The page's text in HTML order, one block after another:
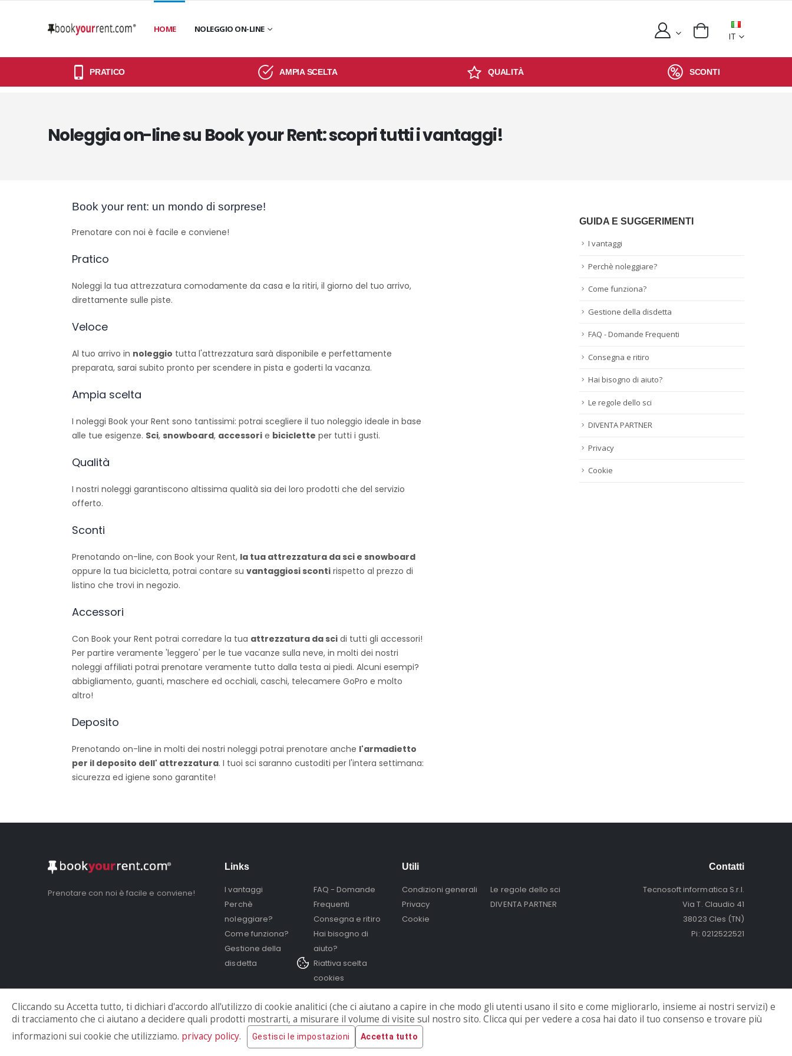
HOME NOLEGGIO ON-LINE
IT
PRATICO AMPIA SCELTA QUALITÀ SCONTI
Noleggia on-line su Book your Rent: scopri tutti i vantaggi!
Book your rent: un mondo di sorprese!
Prenotare con noi è facile e conviene!
Pratico
Noleggi la tua attrezzatura comodamente da casa e la ritiri, il giorno del tuo arrivo,
direttamente sulle piste.
Veloce
Al tuo arrivo in noleggio tutta l'attrezzatura sarà disponibile e perfettamente
preparata, sarai subito pronto per scendere in pista e goderti la vacanza.
Ampia scelta
I noleggi Book your Rent sono tantissimi: potrai scegliere il tuo noleggio ideale in base
alle tue esigenze. Sci, snowboard, accessorie biciclette per tutti i gusti.
Qualità
I nostri noleggi garantiscono altissima qualità sia dei loro prodotti che del servizio
offerto.
Sconti
Prenotando on-line, con Book your Rent, la tua attrezzatura da sci e snowboard
oppure la tua bicicletta, potrai contare su vantaggiosi scontirispetto al prezzo di
listino che trovi in negozio.
Accessori
Con Book your Rent potrai corredare la tua attrezzatura da scidi tutti gli accessori!
Per partire veramente 'leggero' per le tue vacanze sulla neve, in molti dei nostri
noleggi affiliati potrai prenotare veramente tutto dalla testa ai piedi. Alcuni esempi?
abbigliamento, guanti, maschere ed occhiali, caschi, telecamere GoPro e molto
altro!
Deposito
Prenotando on-line in molti dei nostri noleggi potrai prenotare anche l'armadietto
per il deposito dell' attrezzatura. I tuoi sci saranno custoditi per l'intera settimana:
sicurezza ed igiene sono garantite!
GUIDA E SUGGERIMENTI
I vantaggi
Perchè noleggiare?
Come funziona?
Gestione della disdetta
FAQ - Domande Frequenti
Consegna e ritiro
Hai bisogno di aiuto?
Le regole dello sci
DIVENTA PARTNER
Privacy
Cookie
Prenotare con noi è facile e conviene!
Links
I vantaggi
Perchè
noleggiare?
Come funziona?
Gestione della
disdetta
FAQ - Domande
Frequenti
Consegna e ritiro
Hai bisogno di
aiuto?
Riattiva scelta
cookies
Utili
Condizioni generali
Privacy
Cookie
Le regole dello sci
DIVENTA PARTNER
Contatti
Tecnosoft informatica S.r.l.
Via T. Claudio 41
38023 Cles (TN)
Pi: 0212522521
© Bookyourrent eCommerce. 2022. All Rights Reserved
Cliccando su Accetta tutto, ti dichiari d'accordo all'utilizzo di cookie analitici (che ci aiutano a capire in che modo gli utenti usano il sito e come migliorarlo, insieme ai nostri servizi) e
di tracciamento che ci aiutano a decidere quali prodotti mostrarti, a misurare il volume di visite sul nostro sito. Clicca qui per vedere a cosa hai dato il tuo consenso e trovare più
informazioni sui cookie che utilizziamo. privacy policy. Gestisci le impostazioni Accetta tutto